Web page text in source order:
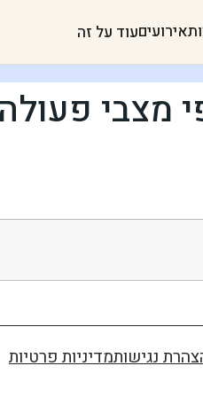
אירועיםעוד על זה
מצבי
נגישותמדיניות פרטיות